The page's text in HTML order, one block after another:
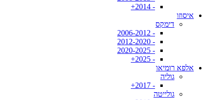
- 2014+
איסוזו
דימקס
- 2006-2012
- 2012-2020
- 2020-2025
- 2025+
אלפא רומיאו
גוליה
- 2017+
גולייטה